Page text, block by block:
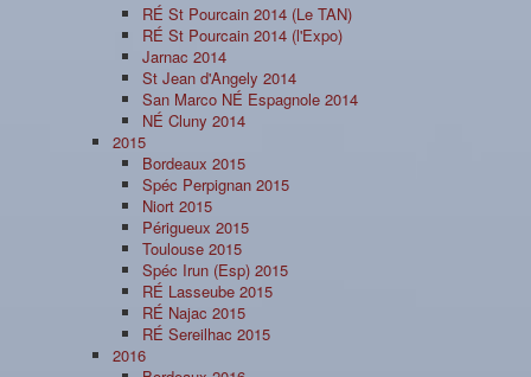
RÉ St Pourcain 2014 (Le TAN)
RÉ St Pourcain 2014 (l'Expo)
Jarnac 2014
St Jean d'Angely 2014
San Marco NÉ Espagnole 2014
NÉ Cluny 2014
2015
Bordeaux 2015
Spéc Perpignan 2015
Niort 2015
Périgueux 2015
Toulouse 2015
Spéc Irun (Esp) 2015
RÉ Lasseube 2015
RÉ Najac 2015
RÉ Sereilhac 2015
2016